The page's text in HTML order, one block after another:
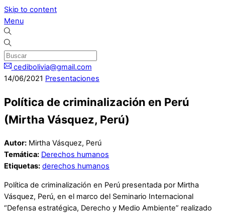
Skip to content
Menu
cedibolivia@gmail.com
14/06/2021 Presentaciones
Política de criminalización en Perú
(Mirtha Vásquez, Perú)
Autor: Mirtha Vásquez, Perú
Temática: Derechos humanos
Etiquetas: derechos humanos
Política de criminalización en Perú presentada por Mirtha
Vásquez, Perú, en el marco del Seminario Internacional
“Defensa estratégica, Derecho y Medio Ambiente” realizado